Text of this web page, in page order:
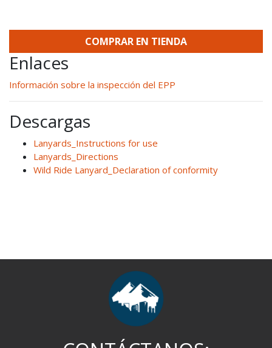
COMPRAR EN TIENDA
Enlaces
Información sobre la inspección del EPP
Descargas
Lanyards_Instructions for use
Lanyards_Directions
Wild Ride Lanyard_Declaration of conformity